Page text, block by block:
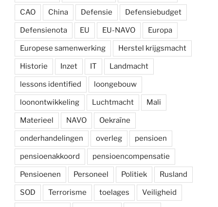
CAO China Defensie Defensiebudget
Defensienota EU EU-NAVO Europa
Europese samenwerking Herstel krijgsmacht
Historie Inzet IT Landmacht
lessons identified loongebouw
loonontwikkeling Luchtmacht Mali
Materieel NAVO Oekraïne
onderhandelingen overleg pensioen
pensioenakkoord pensioencompensatie
Pensioenen Personeel Politiek Rusland
SOD Terrorisme toelages Veiligheid